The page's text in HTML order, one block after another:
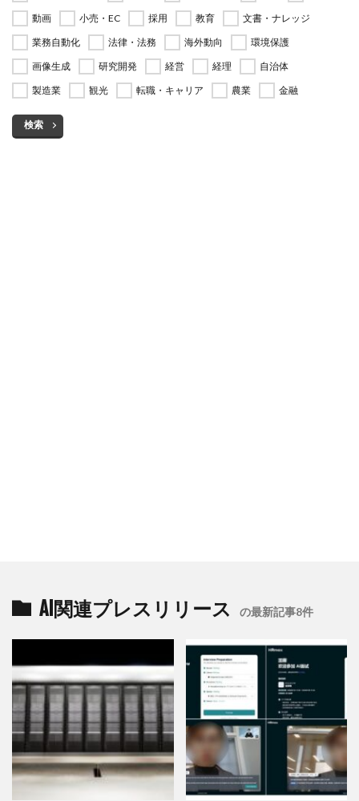
動画 小売・EC 採用 教育
文書・ナレッジ
業務自動化
法律・法務 海外動向
環境保護
画像生成
研究開発 経営 経理
自治体
製造業
観光 転職・キャリア 農業 金融
検索
AI関連プレスリリース の最新記事8件